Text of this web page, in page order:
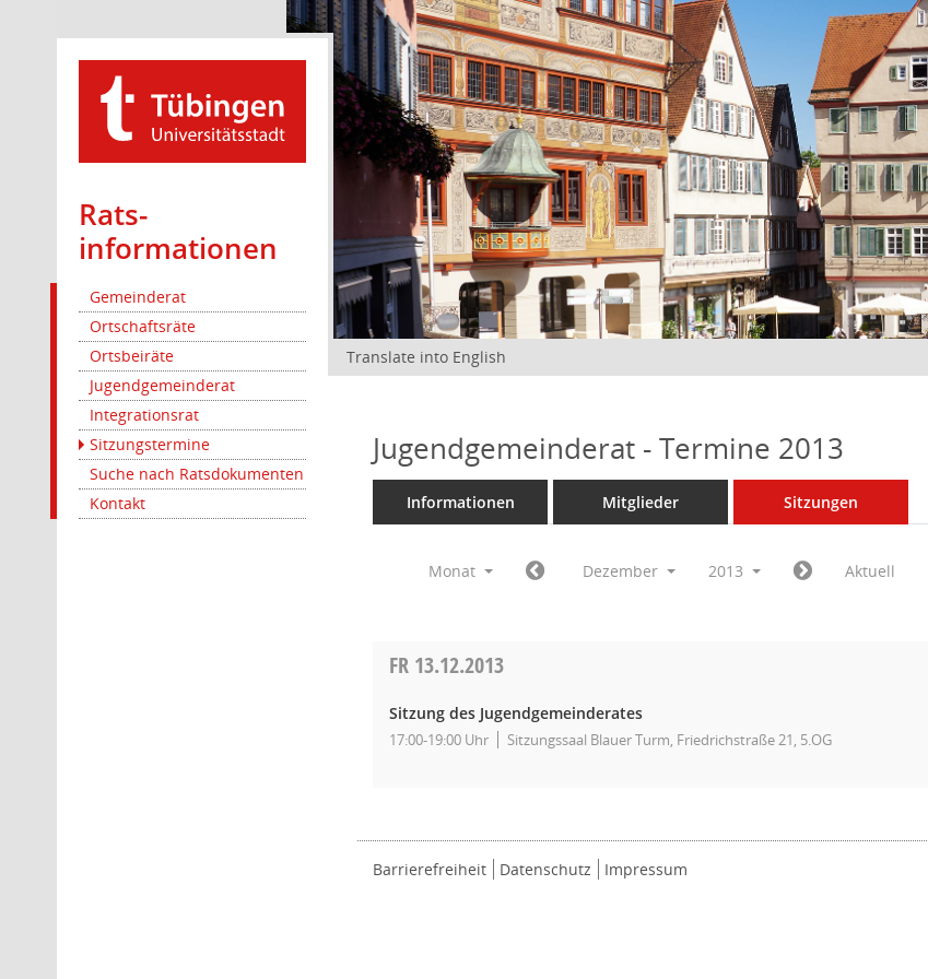
Rats­
informationen
Gemeinderat
Ortschaftsräte
Ortsbeiräte
Jugendgemeinderat
Integrationsrat
Sitzungstermine
Suche nach Ratsdokumenten
Kontakt
Translate into English
Jugendgemeinderat - Termine 2013
Informationen Mitglieder Sitzungen
Monat Dezember 2013 Aktuell
FR 13.12.2013
Sitzung des Jugendgemeinderates
17:00-19:00 Uhr Sitzungssaal Blauer Turm, Friedrichstraße 21, 5.OG
Barrierefreiheit Datenschutz Impressum